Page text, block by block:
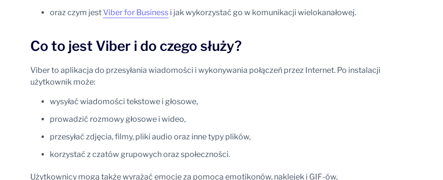
oraz czym jestViber for Businessi jak wykorzystać go w komunikacji wielokanałowej.
Co to jest Viber i do czego służy?
Viber to aplikacja do przesyłania wiadomości i wykonywania połączeń przez Internet. Po instalacji
użytkownik może:
wysyłać wiadomości tekstowe i głosowe,
prowadzić rozmowy głosowe i wideo,
przesyłać zdjęcia, filmy, pliki audio oraz inne typy plików,
korzystać z czatów grupowych oraz społeczności.
Użytkownicy mogą także wyrażać emocje za pomocą emotikonów, naklejek i GIF-ów,